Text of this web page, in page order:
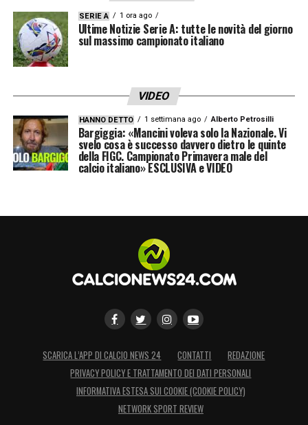
SERIE A 1 ora ago
Ultime Notizie Serie A: tutte le novità del giorno
sul massimo campionato italiano
VIDEO
HANNO DETTO 1 settimana ago Alberto Petrosilli
Bargiggia: «Mancini voleva solo la Nazionale. Vi
svelo cosa è successo davvero dietro le quinte
della FIGC. Campionato Primavera male del
calcio italiano» ESCLUSIVA e VIDEO
SCARICA L’APP DI CALCIO NEWS 24 CONTATTI
REDAZIONE
PRIVACY POLICY E TRATTAMENTO DEI DATI PERSONALI
INFORMATIVA ESTESA SUI COOKIE (COOKIE POLICY)
NETWORK SPORT REVIEW